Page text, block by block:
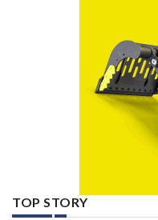
TOP STORY